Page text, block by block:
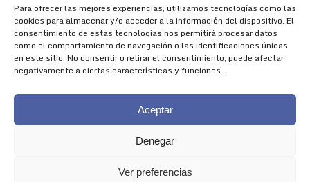
Para ofrecer las mejores experiencias, utilizamos tecnologías como las
cookies para almacenar y/o acceder a la información del dispositivo. El
consentimiento de estas tecnologías nos permitirá procesar datos
como el comportamiento de navegación o las identificaciones únicas
en este sitio. No consentir o retirar el consentimiento, puede afectar
negativamente a ciertas características y funciones.
Aceptar
Denegar
Ver preferencias
TREK
SÍGUENOS
Encuéntranos en:
Facebook
page
YouTube
page
Instagram
page